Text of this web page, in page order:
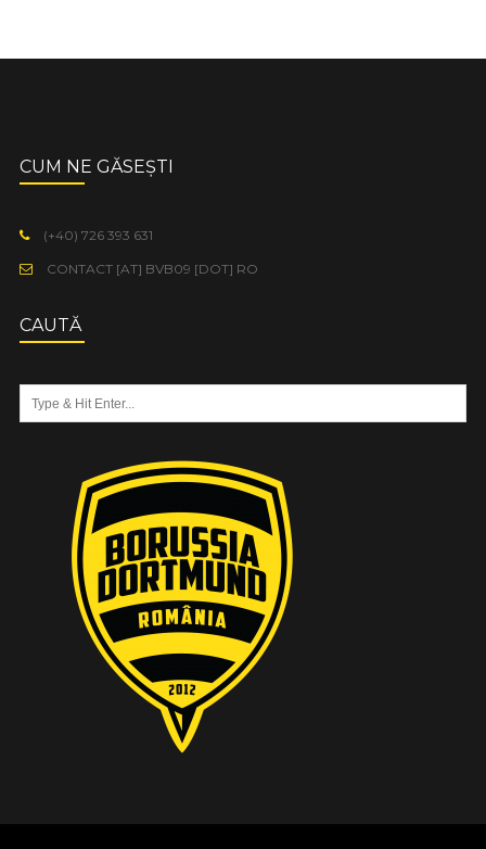
CUM NE GĂSEȘTI
(+40) 726 393 631
CONTACT [AT] BVB09 [DOT] RO
CAUTĂ